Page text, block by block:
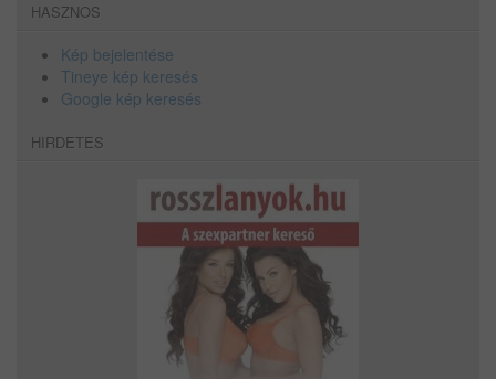
HASZNOS
Kép bejelentése
Tineye kép keresés
Google kép keresés
HIRDETES